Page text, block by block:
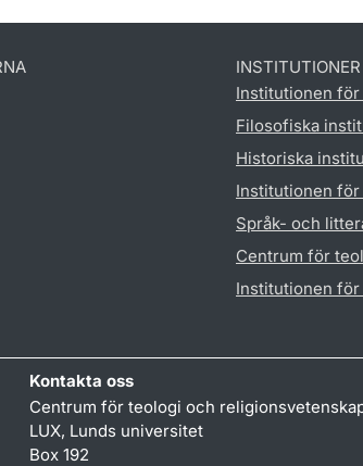
INSTITUTIONER
Institutionen
Filosofiska
Historiska
Institutionen
Språk- och
Centrum för
Institutionen
Kontakta oss
Centrum för teologi och
LUX, Lunds universitet
Box 192